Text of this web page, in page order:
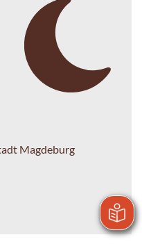
Magdeburg